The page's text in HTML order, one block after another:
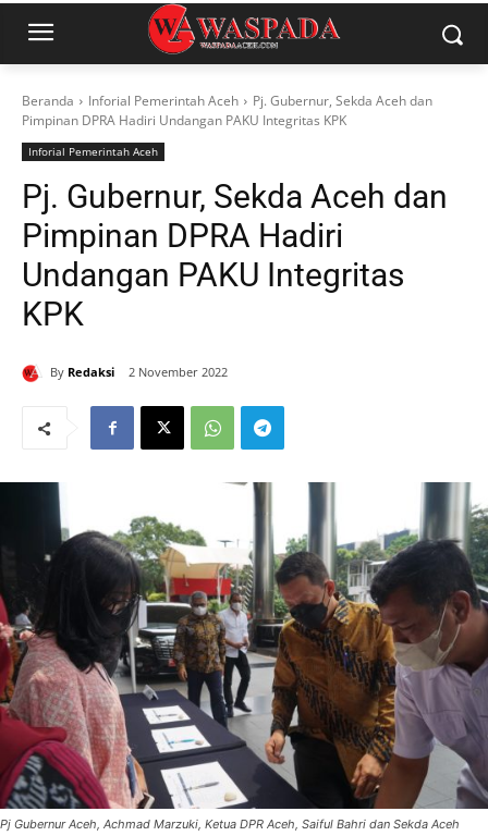
Beranda Inforial Pemerintah Aceh
Pj. Gubernur, Sekda Aceh dan
Pimpinan DPRA Hadiri Undangan PAKU Integritas KPK
Inforial Pemerintah Aceh
Pj. Gubernur, Sekda Aceh dan
Pimpinan DPRA Hadiri
Undangan PAKU Integritas
KPK
By Redaksi 2 November 2022
Pj Gubernur Aceh, Achmad Marzuki, Ketua DPR Aceh, Saiful Bahri dan Sekda Aceh